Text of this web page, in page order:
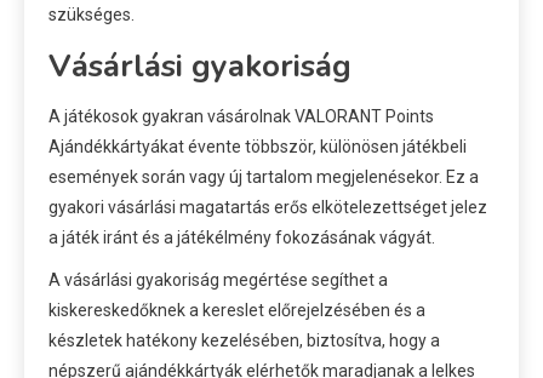
szükséges.
Vásárlási gyakoriság
A játékosok gyakran vásárolnak VALORANT Points
Ajándékkártyákat évente többször, különösen játékbeli
események során vagy új tartalom megjelenésekor. Ez a
gyakori vásárlási magatartás erős elkötelezettséget jelez
a játék iránt és a játékélmény fokozásának vágyát.
A vásárlási gyakoriság megértése segíthet a
kiskereskedőknek a kereslet előrejelzésében és a
készletek hatékony kezelésében, biztosítva, hogy a
népszerű ajándékkártyák elérhetők maradjanak a lelkes